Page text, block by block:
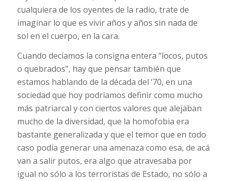
cualquiera de los oyentes de la radio, trate de
imaginar lo que es vivir años y años sin nada de
sol en el cuerpo, en la cara.
Cuando decíamos la consigna entera “locos, putos
o quebrados”, hay que pensar también que
estamos hablando de la década del ‘70, en una
sociedad que hoy podríamos definir como mucho
más patriarcal y con ciertos valores que alejaban
mucho de la diversidad, que la homofobia era
bastante generalizada y que el temor que en todo
caso podía generar una amenaza como esa, de acá
van a salir putos, era algo que atravesaba por
igual no sólo a los terroristas de Estado, no sólo a